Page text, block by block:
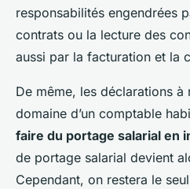
responsabilités engendrées
contrats ou la lecture des
aussi par la facturation et la
De même, les déclarations à
domaine d’un comptable
faire du portage salarial en
de portage salarial devient
Cependant, on restera le